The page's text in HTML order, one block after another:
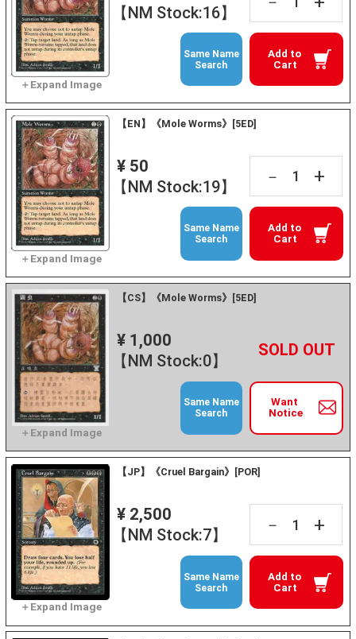
【NM Stock:16】
Add to
Cart
Same Name
Search
【EN】《Mole Worms》[5ED]
¥ 50
【NM Stock:19】
－ +
Add to
Cart
Same Name
Search
【CS】《Mole Worms》[5ED]
¥ 1,000
【NM Stock:0】
－ +
Want
Notice
Same Name
Search
【JP】《Cruel Bargain》[POR]
¥ 2,500
【NM Stock:7】
－ +
Add to
Cart
Same Name
Search